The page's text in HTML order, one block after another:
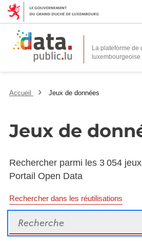
La plateforme de
Accueil Jeux de données
Jeux de
Rechercher parmi les 3 054
Portail Open Data
Rechercher dans les réutilisations
Recherche